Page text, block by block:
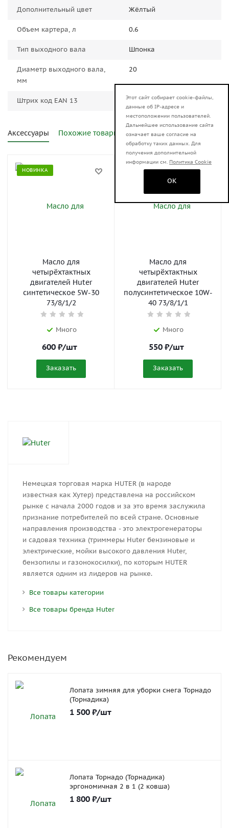
Дополнительный цвет Жёлтый
Объем картера, л 0.6
Тип выходного вала Шпонка
Диаметр выходного вала,
мм
20
Штрих код EAN 13 4606059043744
Аксессуары Похожие товары
НОВИНКА
Масло для
четырёхтактных
двигателей Huter
синтетическое 5W-30
73/8/1/2
Много
600₽/шт
Заказать
НОВИНКА
Масло для
четырёхтактных
двигателей Huter
полусинтетическое 10W-
40 73/8/1/1
Много
550₽/шт
Заказать
Немецкая торговая марка HUTER (в народе
известная как Хутер) представлена на российском
рынке с начала 2000 годов и за это время заслужила
признание потребителей по всей стране. Основные
направления производства - это электрогенераторы
и садовая техника (триммеры Huter бензиновые и
электрические, мойки высокого давления Huter,
бензопилы и газонокосилки), по которым HUTER
является одним из лидеров на рынке.
Все товары категории
Все товары бренда Huter
Рекомендуем
Лопата зимняя для уборки снега Торнадо
(Торнадика)
1 500 ₽/шт
Лопата Торнадо (Торнадика)
эргономичная 2 в 1 (2 ковша)
1 800 ₽/шт
Этот сайт собирает cookie-файлы,
данные об IP-адресе и
местоположении пользователей.
Дальнейшее использование сайта
означает ваше согласие на
обработку таких данных. Для
получения дополнительной
информации см. Политика Cookie
OK